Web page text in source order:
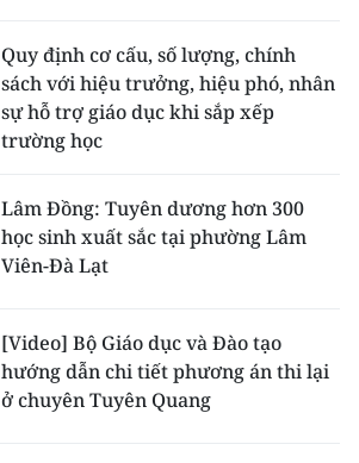
Quy định cơ cấu, số lượng, chính
sách với hiệu trưởng, hiệu phó, nhân
sự hỗ trợ giáo dục khi sắp xếp
trường học
Lâm Đồng: Tuyên dương hơn 300
học sinh xuất sắc tại phường Lâm
Viên-Đà Lạt
[Video] Bộ Giáo dục và Đào tạo
hướng dẫn chi tiết phương án thi lại
ở chuyên Tuyên Quang